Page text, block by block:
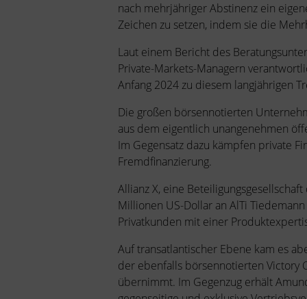
nach mehrjähriger Abstinenz ein
Zeichen zu setzen, indem sie die
Laut einem Bericht des
Private-Markets-Managern
Anfang 2024 zu diesem langjährigen
Die großen börsennotierten
aus dem eigentlich unangenehmen
Im Gegensatz dazu kämpfen private
Fremdfinanzierung.
Allianz X, eine
Millionen US-Dollar an AlTi
Privatkunden mit einer
Auf transatlantischer Ebene kam es
der ebenfalls börsennotierten Victory
übernimmt. Im Gegenzug erhält